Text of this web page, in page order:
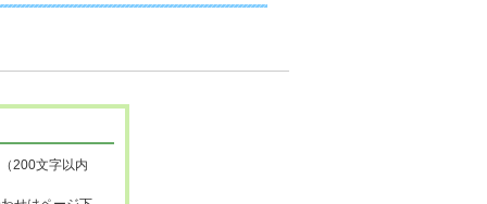
200文字以内